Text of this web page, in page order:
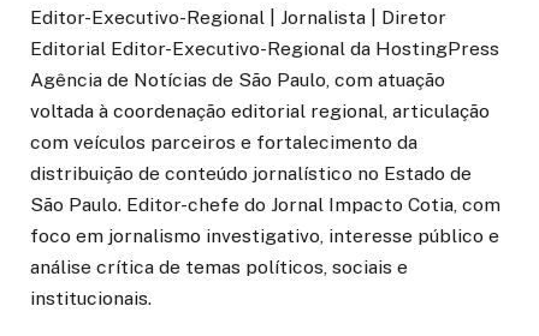
Editor-Executivo-Regional | Jornalista | Diretor
Editorial Editor-Executivo-Regional da HostingPress
Agência de Notícias de São Paulo, com atuação
voltada à coordenação editorial regional, articulação
com veículos parceiros e fortalecimento da
distribuição de conteúdo jornalístico no Estado de
São Paulo. Editor-chefe do Jornal Impacto Cotia, com
foco em jornalismo investigativo, interesse público e
análise crítica de temas políticos, sociais e
institucionais.